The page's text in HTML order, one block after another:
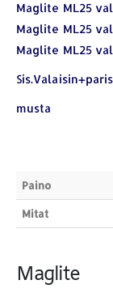
Maglite ML25
Maglite ML25
Maglite ML25
musta
Paino
Mitat
Maglite
YHTEYSTIEDOT
Osoite: